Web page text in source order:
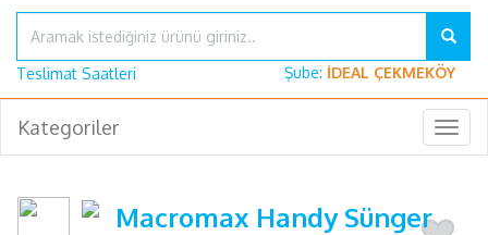
Teslimat Saatleri Şube: İDEAL ÇEKMEKÖY
Kategoriler
Macromax Handy Sünger